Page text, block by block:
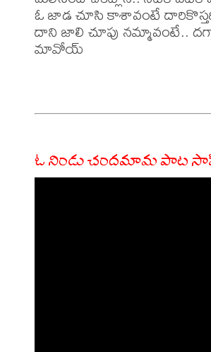
ఓ జాడ చూసి కాశావంటే
దాని జాలి చూపు నమ్మావంటే..
మావోయ్
ఓ నిండు చందమామ పాట